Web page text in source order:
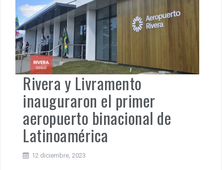
Rivera y Livramento
inauguraron el primer
aeropuerto binacional de
Latinoamérica
12 diciembre, 2023